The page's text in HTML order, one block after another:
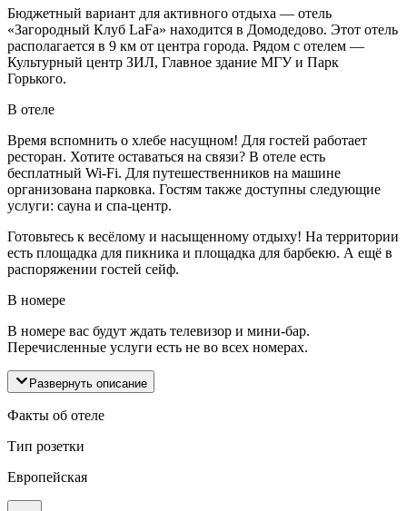
Бюджетный вариант для активного отдыха — отель
«Загородный Клуб LaFa» находится в Домодедово. Этот отель
располагается в 9 км от центра города. Рядом с отелем —
Культурный центр ЗИЛ, Главное здание МГУ и Парк
Горького.
В отеле
Время вспомнить о хлебе насущном! Для гостей работает
ресторан. Хотите оставаться на связи? В отеле есть
бесплатный Wi-Fi. Для путешественников на машине
организована парковка. Гостям также доступны следующие
услуги: сауна и спа-центр.
Готовьтесь к весёлому и насыщенному отдыху! На территории
есть площадка для пикника и площадка для барбекю. А ещё в
распоряжении гостей сейф.
В номере
В номере вас будут ждать телевизор и мини-бар.
Перечисленные услуги есть не во всех номерах.
Развернуть описание
Факты об отеле
Тип розетки
Европейская